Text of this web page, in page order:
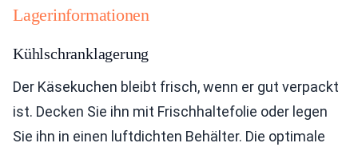
Lagerinformationen
Kühlschranklagerung
Der Käsekuchen bleibt frisch, wenn er gut verpackt
ist. Decken Sie ihn mit Frischhaltefolie oder legen
Sie ihn in einen luftdichten Behälter. Die optimale